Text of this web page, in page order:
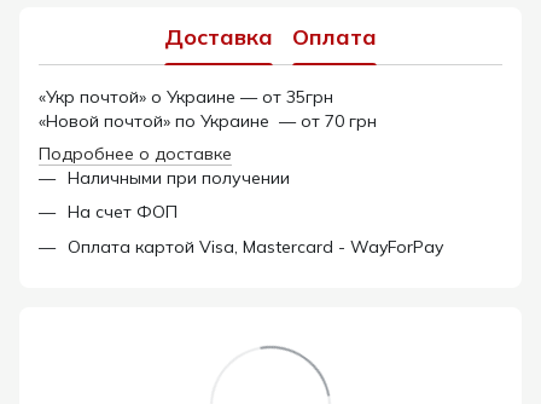
Доставка Оплата
«Укр почтой» о Украине — от 35грн
«Новой почтой» по Украине — от 70 грн
Подробнее о доставке
Наличными при получении
На счет ФОП
Оплата картой Visa, Mastercard - WayForPay